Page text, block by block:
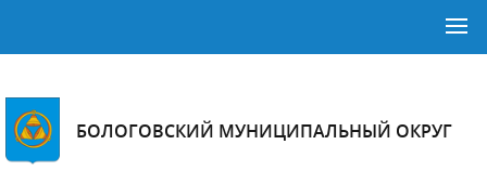
БОЛОГОВСКИЙ МУНИЦИПАЛЬНЫЙ ОКРУГ